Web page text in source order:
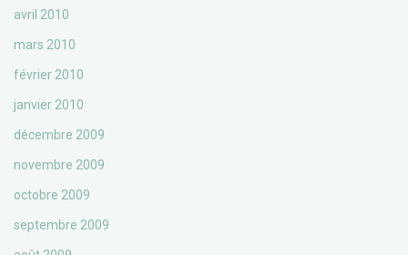
avril 2010
mars 2010
février 2010
janvier 2010
décembre 2009
novembre 2009
octobre 2009
septembre 2009